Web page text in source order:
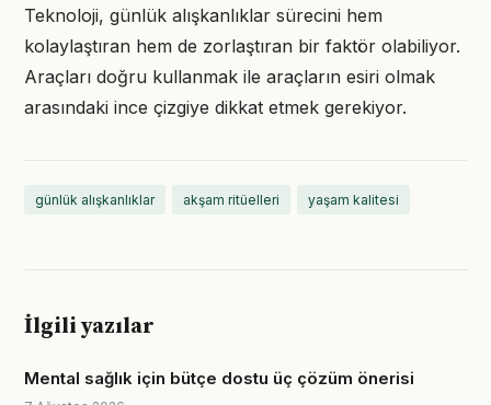
Teknoloji, günlük alışkanlıklar sürecini hem
kolaylaştıran hem de zorlaştıran bir faktör olabiliyor.
Araçları doğru kullanmak ile araçların esiri olmak
arasındaki ince çizgiye dikkat etmek gerekiyor.
günlük alışkanlıklar akşam ritüelleri yaşam kalitesi
İlgili yazılar
Mental sağlık için bütçe dostu üç çözüm önerisi